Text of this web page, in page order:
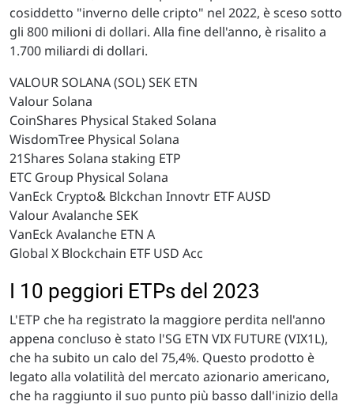
cosiddetto "inverno delle cripto" nel 2022, è sceso sotto
gli 800 milioni di dollari. Alla fine dell'anno, è risalito a
1.700 miliardi di dollari.
VALOUR SOLANA (SOL) SEK ETN
Valour Solana
CoinShares Physical Staked Solana
WisdomTree Physical Solana
21Shares Solana staking ETP
ETC Group Physical Solana
VanEck Crypto& Blckchan Innovtr ETF AUSD
Valour Avalanche SEK
VanEck Avalanche ETN A
Global X Blockchain ETF USD Acc
I 10 peggiori ETPs del 2023
L'ETP che ha registrato la maggiore perdita nell'anno
appena concluso è stato l'SG ETN VIX FUTURE (VIX1L),
che ha subito un calo del 75,4%. Questo prodotto è
legato alla volatilità del mercato azionario americano,
che ha raggiunto il suo punto più basso dall'inizio della